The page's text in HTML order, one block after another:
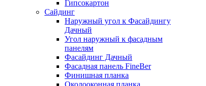
Гипсокартон
Сайдинг
Наружный угол к Фасайдингу
Дачный
Угол наружный к фасадным
панелям
Фасайдинг Дачный
Фасадная панель FineBer
Финишная планка
Околооконная планка